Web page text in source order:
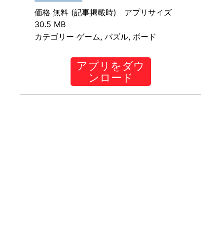
価格 無料 (記事掲載時) アプリサイズ
30.5 MB
カテゴリー ゲーム, パズル, ボード
アプリをダウ
ンロード